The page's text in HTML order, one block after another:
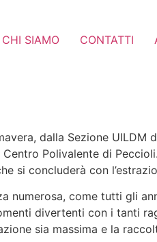
CHI SIAMO CONTATTI
dalla Sezione UILDM
Centro Polivalente di Peccioli.
si concluderà con
numerosa, come tutti gli
divertenti con i tanti
sia massima e la